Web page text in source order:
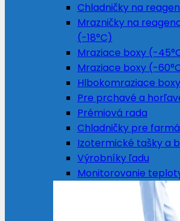
Chladničky na
Mrazničky na
(-18°C)
Mraziace boxy (-
Mraziace boxy (-
Hlbokomraziace
Pre prchavé a
Prémiová rada
Chladničky pre
Izotermické tašky a
Výrobníky ľadu
Monitorovanie